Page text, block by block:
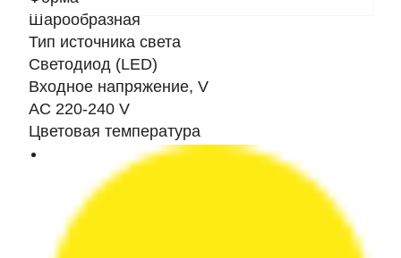
Шарообразная
Тип источника света
Светодиод (LED)
Входное напряжение, V
AC 220-240 V
Цветовая температура